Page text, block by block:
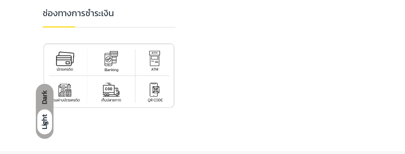
Dark
Light
ช่องทางการชำระเงิน